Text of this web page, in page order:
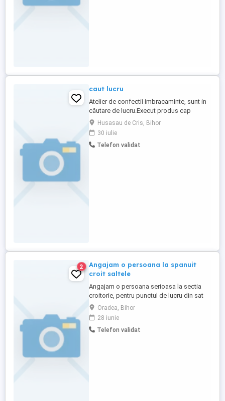
caut lucru
Atelier de confectii imbracaminte, sunt in
căutare de lucru.Execut produs cap
coada. Dispun de mașini liniare, triploc cu
3 4 fire ,calcator industrial.Nu am
posibilitatea de croit din păcate.Dar ofer
promptitudine ,calitate si seriozitate.
Husasau de Cris, Bihor
30 iulie
Telefon validat
2
Angajam o persoana la spanuit
croit saltele
Angajam o persoana serioasa la sectia
croitorie, pentru punctul de lucru din sat
Alparea, comuna Osorhei, judetul Bihor.
Necesita efort fizic. Ce dorim de la tine?! -
sa stii sa spanuiesti si sa croiesti - sa stii
sa ambalezi - sa fii atent la detalii - sa fii o
Oradea, Bihor
28 iunie
Telefon validat